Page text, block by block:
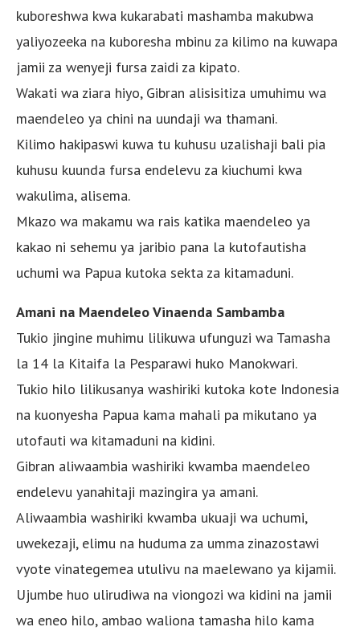
kuboreshwa kwa kukarabati mashamba makubwa
yaliyozeeka na kuboresha mbinu za kilimo na kuwapa
jamii za wenyeji fursa zaidi za kipato.
Wakati wa ziara hiyo, Gibran alisisitiza umuhimu wa
maendeleo ya chini na uundaji wa thamani.
Kilimo hakipaswi kuwa tu kuhusu uzalishaji bali pia
kuhusu kuunda fursa endelevu za kiuchumi kwa
wakulima, alisema.
Mkazo wa makamu wa rais katika maendeleo ya
kakao ni sehemu ya jaribio pana la kutofautisha
uchumi wa Papua kutoka sekta za kitamaduni.
Amani na Maendeleo Vinaenda Sambamba
Tukio jingine muhimu lilikuwa ufunguzi wa Tamasha
la 14 la Kitaifa la Pesparawi huko Manokwari.
Tukio hilo lilikusanya washiriki kutoka kote Indonesia
na kuonyesha Papua kama mahali pa mikutano ya
utofauti wa kitamaduni na kidini.
Gibran aliwaambia washiriki kwamba maendeleo
endelevu yanahitaji mazingira ya amani.
Aliwaambia washiriki kwamba ukuaji wa uchumi,
uwekezaji, elimu na huduma za umma zinazostawi
vyote vinategemea utulivu na maelewano ya kijamii.
Ujumbe huo ulirudiwa na viongozi wa kidini na jamii
wa eneo hilo, ambao waliona tamasha hilo kama